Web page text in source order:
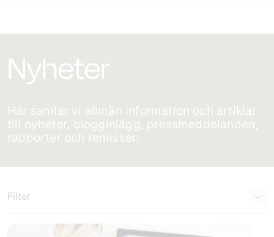
Nyheter
Här samlar vi allmän information och artiklar
till nyheter, blogginlägg, pressmeddelanden,
rapporter och remisser.
Filter